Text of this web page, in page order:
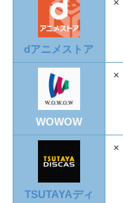
dアニメストア
×
WOWOW
×
TSUTAYAディ
×